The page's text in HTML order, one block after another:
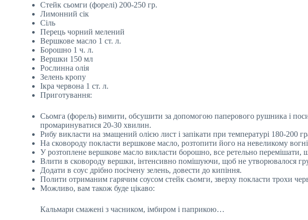
Стейк сьомги (форелі) 200-250 гр.
Лимонний сік
Сіль
Перець чорний мелений
Вершкове масло 1 ст. л.
Борошно 1 ч. л.
Вершки 150 мл
Рослинна олія
Зелень кропу
Ікра червона 1 ст. л.
Приготування:
Сьомга (форель) вимити, обсушити за допомогою паперового рушника і
промаринуватися 20-30 хвилин.
Рибу викласти на змащений олією лист і запікати при температурі 180-200
На сковороду покласти вершкове масло, розтопити його на невеликому
У розтоплене вершкове масло викласти борошно, все ретельно перемішати,
Влити в сковороду вершки, інтенсивно помішуючи, щоб не утворювалося
Додати в соус дрібно посічену зелень, довести до кипіння.
Полити отриманим гарячим соусом стейк сьомги, зверху покласти трохи
Можливо, вам також буде цікаво:
Кальмари смажені з часником, імбиром і паприкою…